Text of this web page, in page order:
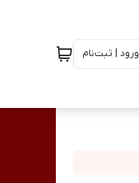
ورود | ثبت‌نام